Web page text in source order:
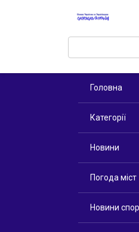
Поиск:
Головна
Категорії
Новини
Погода міст
Новини